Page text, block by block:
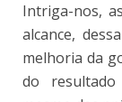
Intriga-nos,
alcance,
melhoria da
do resultado